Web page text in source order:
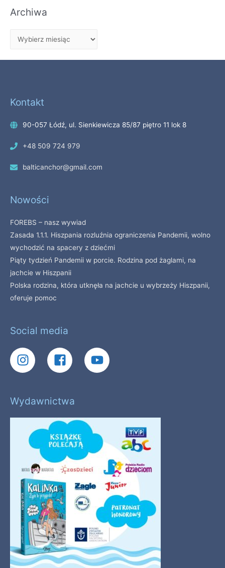
Archiwa
Kontakt
90-057 Łódź, ul. Sienkiewicza 85/87 piętro 11 lok 8
+48 509 724 979
balticanchor@gmail.com
Nowości
FOREBS – nasz wywiad
Zasada 1.1.1. Hiszpania rozluźnia ograniczenia Pandemii, wolno
wychodzić na spacery z dziećmi
Piąty tydzień Pandemii w porcie. Rodzina pod żaglami, na
jachcie w Hiszpanii
Polska rodzina, która utknęła na jachcie u wybrzeży Hiszpanii,
oferuje pomoc
Social media
Wydawnictwa